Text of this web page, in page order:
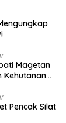
Magetan
Kehutanan
Pencak Silat